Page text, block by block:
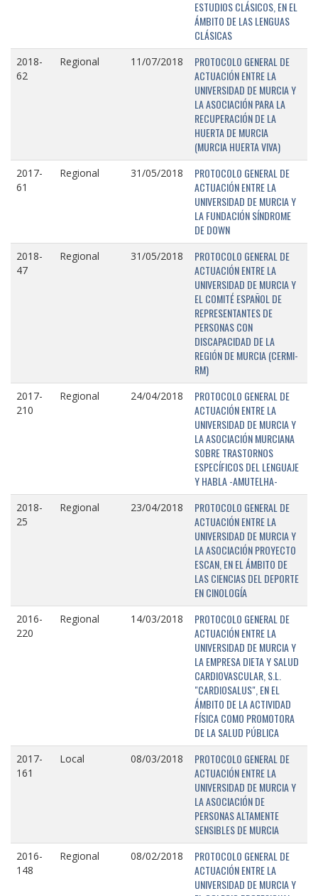
ESTUDIOS CLÁSICOS, EN EL
ÁMBITO DE LAS LENGUAS
CLÁSICAS
2018-
62
Regional 11/07/2018
PROTOCOLO GENERAL DE
ACTUACIÓN ENTRE LA
UNIVERSIDAD DE MURCIA Y
LA ASOCIACIÓN PARA LA
RECUPERACIÓN DE LA
HUERTA DE MURCIA
(MURCIA HUERTA VIVA)
2017-
61
Regional 31/05/2018
PROTOCOLO GENERAL DE
ACTUACIÓN ENTRE LA
UNIVERSIDAD DE MURCIA Y
LA FUNDACIÓN SÍNDROME
DE DOWN
2018-
47
Regional 31/05/2018
PROTOCOLO GENERAL DE
ACTUACIÓN ENTRE LA
UNIVERSIDAD DE MURCIA Y
EL COMITÉ ESPAÑOL DE
REPRESENTANTES DE
PERSONAS CON
DISCAPACIDAD DE LA
REGIÓN DE MURCIA (CERMI-
RM)
2017-
210
Regional 24/04/2018
PROTOCOLO GENERAL DE
ACTUACIÓN ENTRE LA
UNIVERSIDAD DE MURCIA Y
LA ASOCIACIÓN MURCIANA
SOBRE TRASTORNOS
ESPECÍFICOS DEL LENGUAJE
Y HABLA -AMUTELHA-
2018-
25
Regional 23/04/2018
PROTOCOLO GENERAL DE
ACTUACIÓN ENTRE LA
UNIVERSIDAD DE MURCIA Y
LA ASOCIACIÓN PROYECTO
ESCAN, EN EL ÁMBITO DE
LAS CIENCIAS DEL DEPORTE
EN CINOLOGÍA
2016-
220
Regional 14/03/2018
PROTOCOLO GENERAL DE
ACTUACIÓN ENTRE LA
UNIVERSIDAD DE MURCIA Y
LA EMPRESA DIETA Y SALUD
CARDIOVASCULAR, S.L.
"CARDIOSALUS", EN EL
ÁMBITO DE LA ACTIVIDAD
FÍSICA COMO PROMOTORA
DE LA SALUD PÚBLICA
2017-
161
Local 08/03/2018
PROTOCOLO GENERAL DE
ACTUACIÓN ENTRE LA
UNIVERSIDAD DE MURCIA Y
LA ASOCIACIÓN DE
PERSONAS ALTAMENTE
SENSIBLES DE MURCIA
2016-
148
Regional 08/02/2018
PROTOCOLO GENERAL DE
ACTUACIÓN ENTRE LA
UNIVERSIDAD DE MURCIA Y